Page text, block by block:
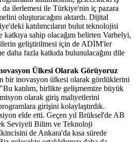
ilerlemesi ile Türkiye'nin iç pazara
oluşturacağını aktardı. Dijital
katılımcıların bulut teknolojisi
katkıya sahip olacağını belirten Varhelyi,
geliştirilmesi için de ADİM'ler
daha fazla katkıda bulunulacağını dile
Ülkesi Olarak Görüyoruz
bir inovasyon ülkesi olarak gördüklerini
katılım, birlikte gelişmemize büyük
olarak giriş maliyetlerini
girişini kolaylaştırdık.
elde etti. Geçen yıl Brüksel'de AB
Seviyeli Bilim ve Teknoloji
de Ankara'da kısa sürede